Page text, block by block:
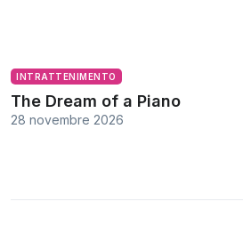
INTRATTENIMENTO
The Dream of a Piano
28 novembre 2026